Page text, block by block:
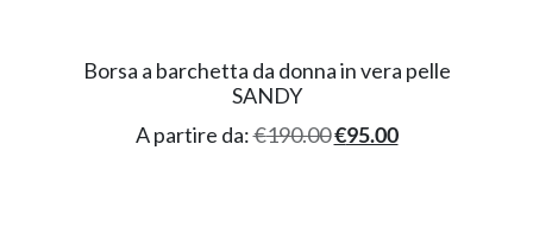
Borsa a barchetta da donna in vera pelle
SANDY
A partire da:€190.00€95.00